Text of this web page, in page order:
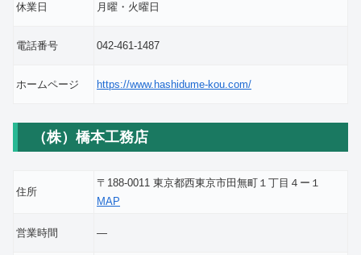
休業日 月曜・火曜日
電話番号 042-461-1487
ホームページ https://www.hashidume-kou.com/
（株）橋本工務店
住所
〒188-0011 東京都西東京市田無町１丁目４ー１
MAP
営業時間 ―